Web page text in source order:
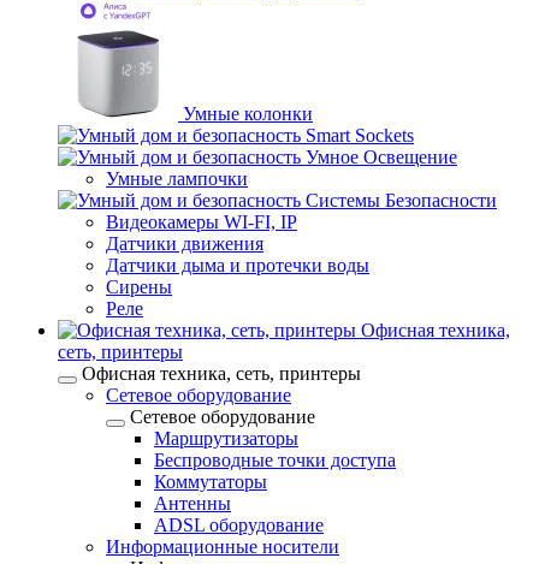
Умные колонки
Smart Sockets
Умное Освещение
Умные лампочки
Системы Безопасности
Видеокамеры WI-FI, IP
Датчики движения
Датчики дыма и протечки воды
Сирены
Реле
Офисная техника,
cеть, принтеры
Офисная техника, cеть, принтеры
Сетевое оборудование
Сетевое оборудование
Маршрутизаторы
Беспроводные точки доступа
Коммутаторы
Антенны
ADSL оборудование
Информационные носители